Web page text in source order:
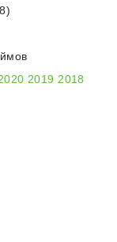
2019 2018